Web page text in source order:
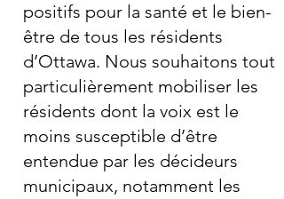
positifs pour la santé et le bien-
être de tous les résidents
d’Ottawa. Nous souhaitons tout
particulièrement mobiliser les
résidents dont la voix est le
moins susceptible d’être
entendue par les décideurs
municipaux, notamment les